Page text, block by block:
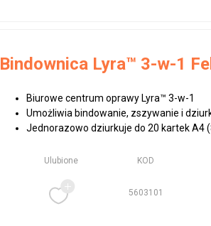
Bindownica Lyra™ 3-w-1
Biurowe centrum oprawy Lyra™ 3-w-1
Umożliwia bindowanie, zszywanie i
Jednorazowo dziurkuje do 20 kartek A4
Ulubione KOD
5603101